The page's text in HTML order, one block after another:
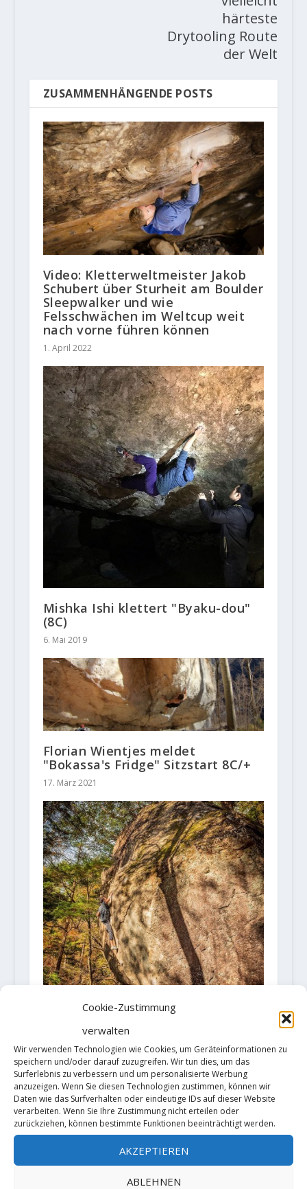
Cookie-Zustimmung
verwalten
Wir verwenden Technologien wie Cookies, um Geräteinformationen zu
speichern und/oder darauf zuzugreifen. Wir tun dies, um das
Surferlebnis zu verbessern und um personalisierte Werbung
anzuzeigen. Wenn Sie diesen Technologien zustimmen, können wir
Daten wie das Surfverhalten oder eindeutige IDs auf dieser Website
verarbeiten. Wenn Sie Ihre Zustimmung nicht erteilen oder
zurückziehen, können bestimmte Funktionen beeinträchtigt werden.
AKZEPTIEREN
ABLEHNEN
härteste
Drytooling Route
der Welt
ZUSAMMENHÄNGENDE POSTS
Video: Kletterweltmeister Jakob
Schubert über Sturheit am Boulder
Sleepwalker und wie
Felsschwächen im Weltcup weit
nach vorne führen können
1. April 2022
Mishka Ishi klettert "Byaku-dou"
(8C)
6. Mai 2019
Florian Wientjes meldet
"Bokassa's Fridge" Sitzstart 8C/+
17. März 2021
Keenan Takahashi klettert mit
"Asagimadara" im Gebiet Mt.
Mizugaki seinen vierten 8C-
Boulder